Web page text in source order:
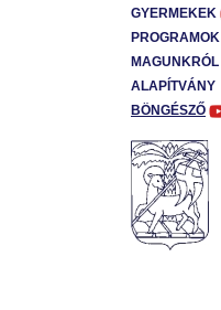
GYERMEKEK
PROGRAMOK
MAGUNKRÓL
ALAPÍTVÁNY
BÖNGÉSZŐ